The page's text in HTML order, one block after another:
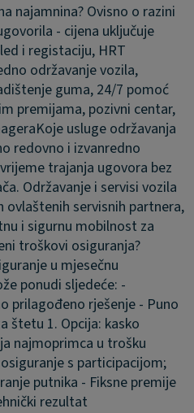
najamnina? Ovisno o razini
- cijena uključuje
i registaciju, HRT
održavanje vozila,
guma, 24/7 pomoć
premijama, pozivni centar,
Koje usluge održavanja
redovno i izvanredno
trajanja ugovora bez
Održavanje i servisi vozila
ovlaštenih servisnih partnera,
i sigurnu mobilnost za
troškovi osiguranja?
u mjesečnu
ponudi sljedeće: -
prilagođeno rješenje - Puno
štetu 1. Opcija: kasko
najmoprimca u trošku
s participacijom;
putnika - Fiksne premije
rezultat